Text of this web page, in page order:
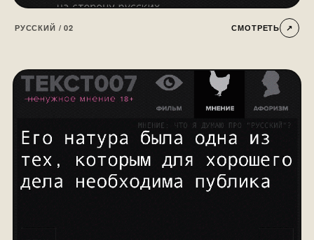
РУССКИЙ / 02 СМОТРЕТЬ ↗